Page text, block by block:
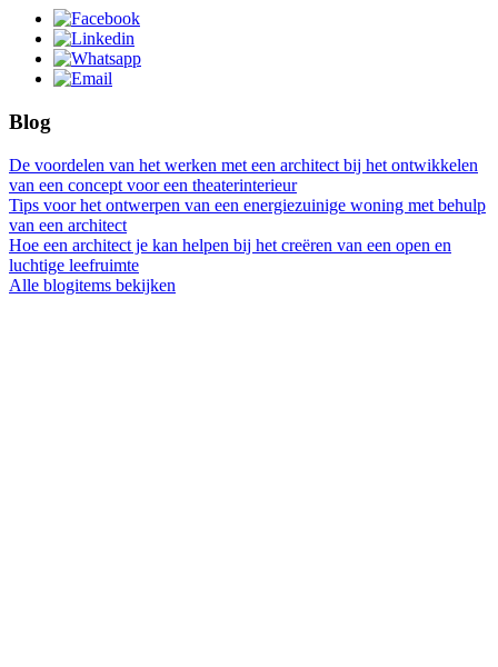
Blog
De voordelen van het werken met een architect bij het ontwikkelen
van een concept voor een theaterinterieur
Tips voor het ontwerpen van een energiezuinige woning met behulp
van een architect
Hoe een architect je kan helpen bij het creëren van een open en
luchtige leefruimte
Alle blogitems bekijken